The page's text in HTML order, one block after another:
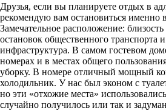
Друзья, если вы планируете отдых в
рекомендую вам остановиться именно
Замечательное расположение:
остановок общественного транспорта
инфраструктура. В самом гостевом
номерах и в местах общего
уборку. В номере отличный мощный
холодильник. У нас был эконом с
но эти «отхожие места»
случайно получилось или так и